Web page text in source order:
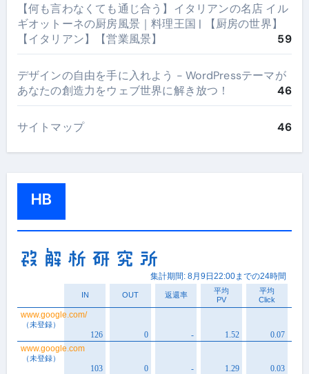
【何も言わなくても通じ合う】イタリアンの名店 イル
ギオットーネの厨房風景｜料理王国 | 【厨房の世界】
【イタリアン】【営業風景】
59
デザインの自由を手に入れよう - WordPressテーマが
あなたの創造力をウェブ世界に解き放つ！
46
サイトマップ 46
HB